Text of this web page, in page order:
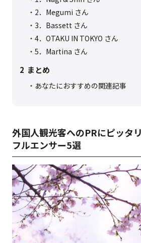
2．Megumi さん
3．Bassett さん
4．OTAKU IN TOKYO さん
5．Martina さん
2 まとめ
あなたにおすすめの関連記事
外国人観光客へのPRにピッタ
フルエンサー5選